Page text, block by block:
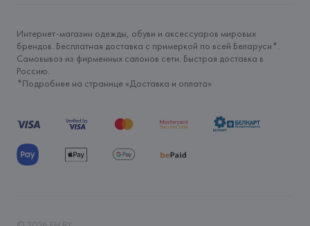
Интернет-магазин одежды, обуви и аксессуаров мировых
брендов. Бесплатная доставка с примеркой по всей Беларуси*.
Самовывоз из фирменных салонов сети. Быстрая доставка в
Россию.
*Подробнее на странице «Доставка и оплата»